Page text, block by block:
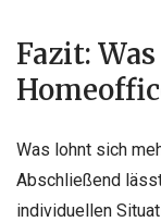
Fazit:
Was lohnt sich
Abschließend
individuellen